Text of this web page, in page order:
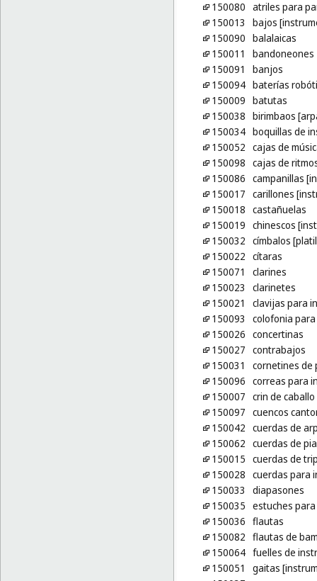
150080 atriles para
150013
bajos
150090 balalaicas
150011
bandoneones
150091
banjos
150094 baterías
150009 batutas
150038 birimbaos
150034 boquillas de
150052 cajas de
150098 cajas de
150086 campanillas
150017 carillones
150018 castañuelas
150019 chinescos
150032 címbalos
150022 cítaras
150071
clarines
150023
clarinetes
150021
clavijas para
150093
colofonia
150026 concertinas
150027 contrabajos
150031
cornetines de
150096 correas para
150007 crin de
150097 cuencos
150042 cuerdas de
150062 cuerdas de
150015 cuerdas de
150028 cuerdas para
150033
diapasones
150035 estuches
150036 flautas
150082 flautas de
150064 fuelles de
150051
gaitas